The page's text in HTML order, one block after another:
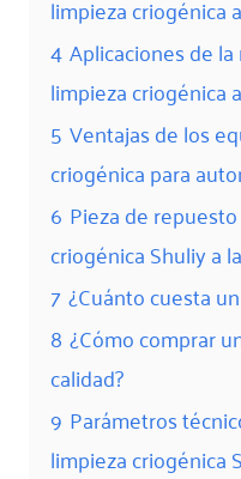
limpieza criogénica
4Aplicaciones de
limpieza criogénica
5 Ventajas de los
criogénica para
6 Pieza de
criogénica Shuliy a
7¿Cuánto cuesta
8 ¿Cómo comprar
calidad?
9 Parámetros
limpieza criogénica